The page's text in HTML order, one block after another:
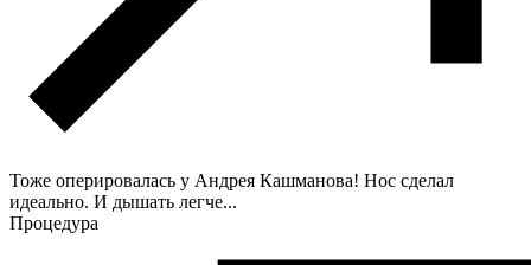
Тоже оперировалась у Андрея Кашманова! Нос сделал
идеально. И дышать легче...
Процедура